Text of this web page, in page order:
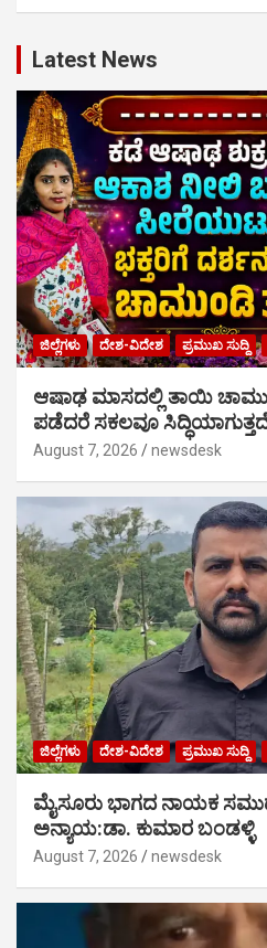
Latest News
ಜಿಲ್ಲೆಗಳು ದೇಶ-ವಿದೇಶ ಪ್ರಮುಖ ಸುದ್ದಿ
ಆಷಾಢ ಮಾಸದಲ್ಲಿ ತಾಯಿ
ಪಡೆದರೆ ಸಕಲವೂ
August 7, 2026 newsdesk
ಜಿಲ್ಲೆಗಳು ದೇಶ-ವಿದೇಶ ಪ್ರಮುಖ ಸುದ್ದಿ
ಮೈಸೂರು ಭಾಗದ ನಾಯಕ
ಅನ್ಯಾಯ:ಡಾ. ಕುಮಾರ ಬಂಡಳ್ಳಿ
August 7, 2026 newsdesk